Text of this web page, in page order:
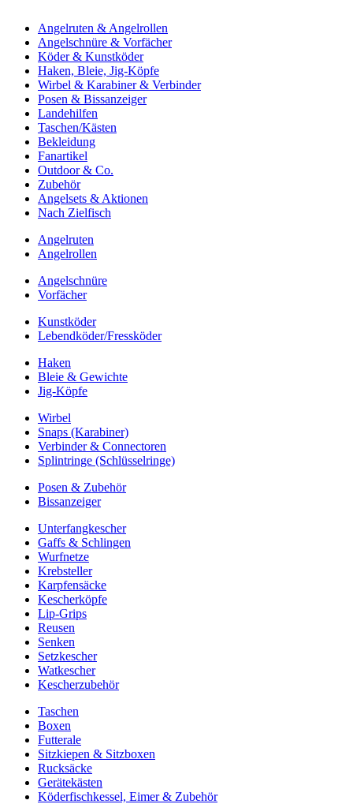
Angelruten & Angelrollen
Angelschnüre & Vorfächer
Köder & Kunstköder
Haken, Bleie, Jig-Köpfe
Wirbel & Karabiner & Verbinder
Posen & Bissanzeiger
Landehilfen
Taschen/Kästen
Bekleidung
Fanartikel
Outdoor & Co.
Zubehör
Angelsets & Aktionen
Nach Zielfisch
Angelruten
Angelrollen
Angelschnüre
Vorfächer
Kunstköder
Lebendköder/Fressköder
Haken
Bleie & Gewichte
Jig-Köpfe
Wirbel
Snaps (Karabiner)
Verbinder & Connectoren
Splintringe (Schlüsselringe)
Posen & Zubehör
Bissanzeiger
Unterfangkescher
Gaffs & Schlingen
Wurfnetze
Krebsteller
Karpfensäcke
Kescherköpfe
Lip-Grips
Reusen
Senken
Setzkescher
Watkescher
Kescherzubehör
Taschen
Boxen
Futterale
Sitzkiepen & Sitzboxen
Rucksäcke
Gerätekästen
Köderfischkessel, Eimer & Zubehör